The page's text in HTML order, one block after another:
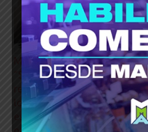
Ministra Gómez Alcorta:
“Si damos una mala
respuesta como Estado,
lo que estamos haciendo
es aumentar los riesgos